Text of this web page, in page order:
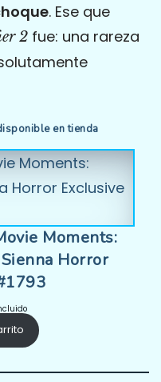
. Ese que
2 fue: una rareza
en tienda
Moments:
Horror